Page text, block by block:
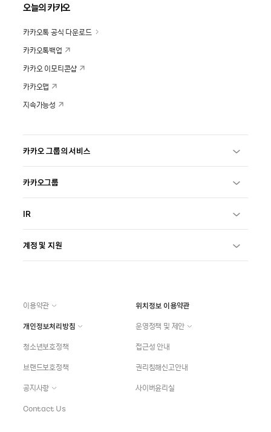
오늘의 카카오
카카오톡 공식 다운로드
카카오톡백업
카카오 이모티콘샵
카카오맵
지속가능성
카카오 그룹의 서비스
카카오그룹
IR
계정 및 지원
이용약관
위치정보 이용약관
개인정보처리방침
운영정책 및 제안
청소년보호정책
접근성 안내
브랜드보호정책
권리침해신고안내
공지사항
사이버윤리실
Contact Us